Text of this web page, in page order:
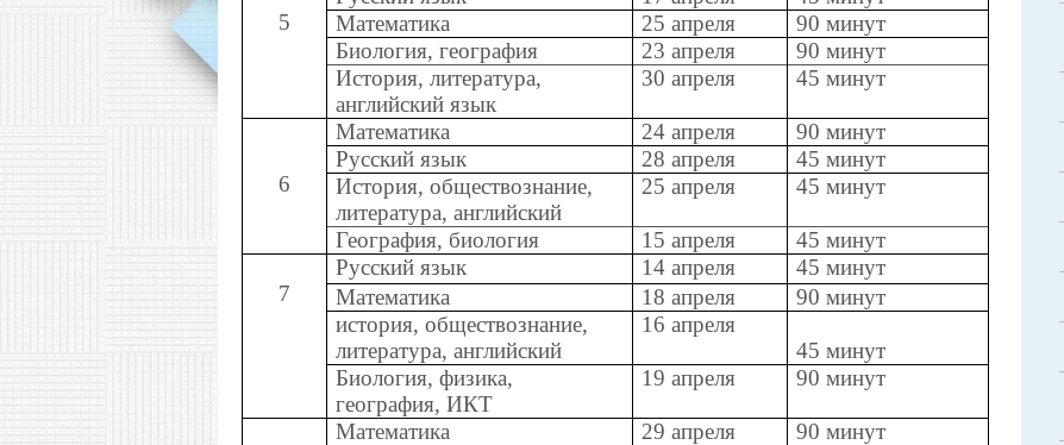
5
Математика
25 апреля
90 минут
Биология, география
23 апреля
90 минут
История, литература,
английский язык
30 апреля 45 минут
6
Математика 24 апреля
90 минут
Русский язык
28 апреля
45 минут
История, обществознание,
литература, английский
25 апреля 45 минут
География, биология 15 апреля 45 минут
7
Русский язык 14 апреля
45 минут
Математика
18 апреля
90 минут
история, обществознание,
литература, английский
16 апреля
45 минут
Биология, физика,
география, ИКТ
19 апреля 90 минут
Математика 29 апреля
90 минут